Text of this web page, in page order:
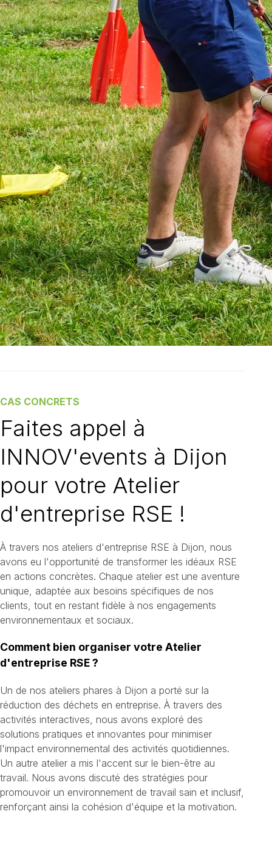
CAS CONCRETS
Faites appel à
INNOV'events à Dijon
pour votre Atelier
d'entreprise RSE !
À travers nos ateliers d'entreprise RSE à Dijon, nous
avons eu l'opportunité de transformer les idéaux RSE
en actions concrètes. Chaque atelier est une aventure
unique, adaptée aux besoins spécifiques de nos
clients, tout en restant fidèle à nos engagements
environnementaux et sociaux.
Comment bien organiser votre Atelier
d'entreprise RSE ?
Un de nos ateliers phares à Dijon a porté sur la
réduction des déchets en entreprise. À travers des
activités interactives, nous avons exploré des
solutions pratiques et innovantes pour minimiser
l'impact environnemental des activités quotidiennes.
Un autre atelier a mis l'accent sur le bien-être au
travail. Nous avons discuté des stratégies pour
promouvoir un environnement de travail sain et inclusif,
renforçant ainsi la cohésion d'équipe et la motivation.